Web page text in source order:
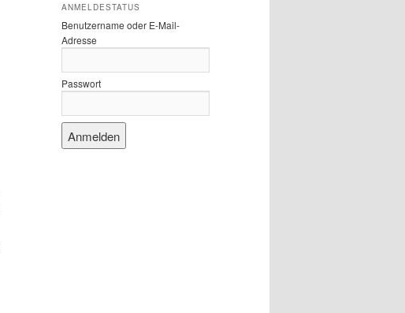
ANMELDESTATUS
Benutzername oder E-Mail-
Adresse
Passwort